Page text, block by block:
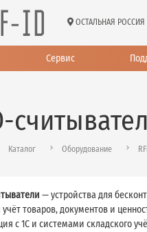
ОСТАЛЬНАЯ РОССИЯ
Сервис
Каталог Оборудование
— устройства для
товаров, документов и
с 1С и системами складского